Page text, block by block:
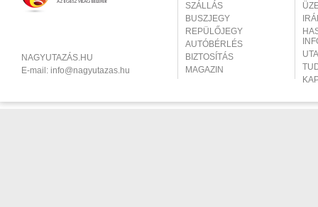
NAGYUTAZÁS.HU
E-mail: info@nagyutazas.hu
SZÁLLÁS
BUSZJEGY
REPÜLŐJEGY
AUTÓBÉRLÉS
BIZTOSÍTÁS
MAGAZIN